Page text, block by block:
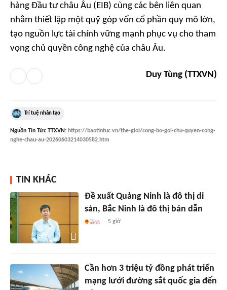
hàng Đầu tư châu Âu (EIB) cùng các bên liên quan
nhằm thiết lập một quỹ góp vốn cổ phần quy mô lớn,
tạo nguồn lực tài chính vững mạnh phục vụ cho tham
vọng chủ quyền công nghệ của châu Âu.
Duy Tùng (TTXVN)
Trí tuệ nhân tạo
Nguồn Tin Tức TTXVN: https://baotintuc.vn/the-gioi/cong-bo-goi-chu-quyen-cong-
nghe-chau-au-20260603214030582.htm
TIN KHÁC
Đề xuất Quảng Ninh là đô thị di
sản, Bắc Ninh là đô thị bán dẫn
5 giờ
Cần hơn 3 triệu tỷ đồng phát triển
mạng lưới đường sắt quốc gia đến